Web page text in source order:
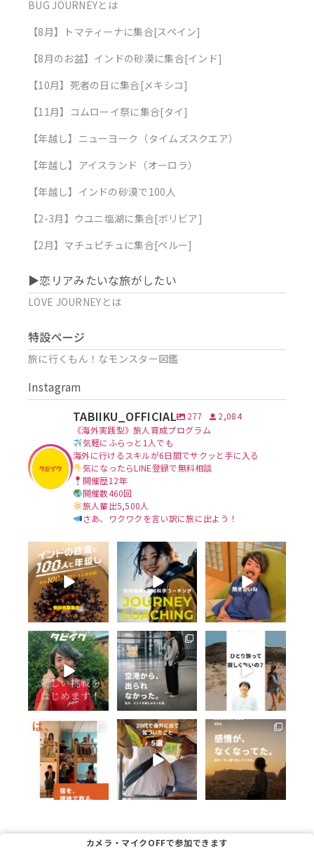
BUG JOURNEYとは
【8月】トマティーナに集合[スペイン]
【8月のお盆】インドの砂漠に集合[インド]
【10月】死者の日に集合[メキシコ]
【11月】コムローイ祭に集合[タイ]
【年越し】ニューヨーク（タイムズスクエア）
【年越し】アイスランド（オーロラ）
【年越し】インドの砂漠で100人
【2-3月】ウユニ塩湖に集合[ボリビア]
【2月】マチュピチュに集合[ペルー]
▶︎恋リアみたいな旅がしたい
LOVE JOURNEYとは
特設ページ
旅に行くもん！なモンスター図鑑
Instagram
TABIIKU_OFFICIAL
277
2,084
《海外実践型》旅人育成プログラム
気軽にふらっと1人でも
海外に行けるスキルが6日間でサクッと手に入る
気になったらLINE登録で無料相談
開催歴12年
開催数460回
旅人輩出5,500人
さあ、ワクワクを言い訳に旅に出よう！
首都デリーから、砂
漠の街へ。
列車に揺られ、街を
歩き、...
40 0
海外体験を、思い出
で終わらせない。
タビイクを始めて15
年。...
101 14
タビイクに参加し
て、一番変わったこ
とは何ですか？
勇気を出せるように
なった。
75 13
タビイクを始めて、
15年。
これまで6,000名以
上の旅人を、...
233 11
インドに着いた。
でも、1人では空港
の外へ出られなかっ
た。
...
60 0
ひとり旅って、寂し
くないですか？
140か国を旅してき
た答えは、 ...
57 0
宿を現地で取れるよ
うになると、
旅はちょっと自由に
なる。
予約が飛んでも、
34
1. 合わなかったの
は、自分じゃなくて
場所かもしれない
...
26 0
写真を見返して、は
じめて気づいた。
私、こんな風に笑っ
てたんだ。
...
42 0
カメラ・マイクOFFで参加できます